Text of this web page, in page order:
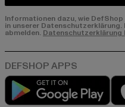
Informationen dazu, wie
in unserer
abmelden. Datenschutzerklärung